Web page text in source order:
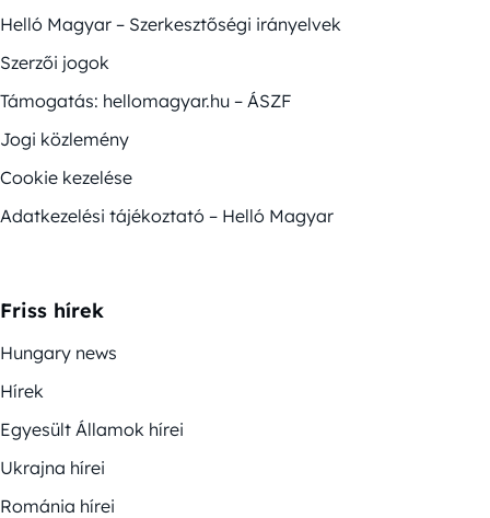
Helló Magyar – Szerkesztőségi irányelvek
Szerzői jogok
Támogatás: hellomagyar.hu – ÁSZF
Jogi közlemény
Cookie kezelése
Adatkezelési tájékoztató – Helló Magyar
Friss hírek
Hungary news
Hírek
Egyesült Államok hírei
Ukrajna hírei
Románia hírei